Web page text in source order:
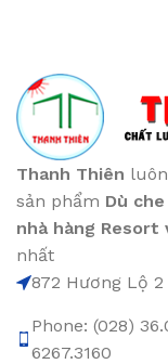
Thanh Thiên
sản phẩm Dù
nhà hàng Resort
nhất
872 Hương Lộ 2
Phone: (028)
6267.3160